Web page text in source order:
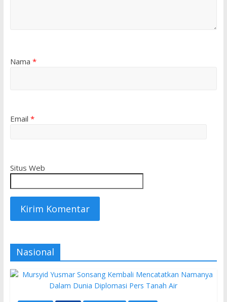
Nama *
Email *
Situs Web
Nasional